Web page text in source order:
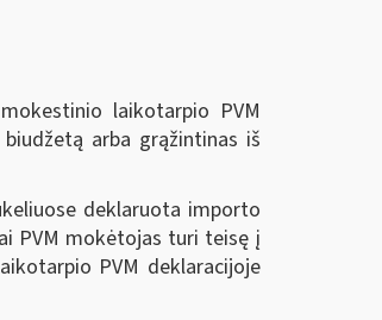
laikotarpio PVM
arba grąžintinas iš
deklaruota importo
PVM mokėtojas turi teisę į
PVM deklaracijoje